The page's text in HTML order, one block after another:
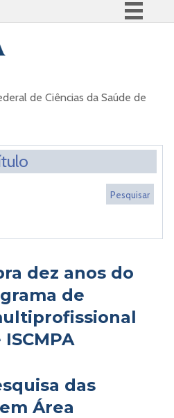
Acesso à informação
Canais
de Ciências da Saúde de
dez anos do
de
ISCMPA
das
Área